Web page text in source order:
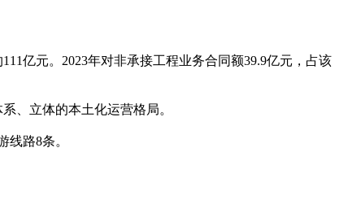
亿元。2023年对非承接工程业务合同额39.9亿元，占该
、立体的本土化运营格局。
路8条。